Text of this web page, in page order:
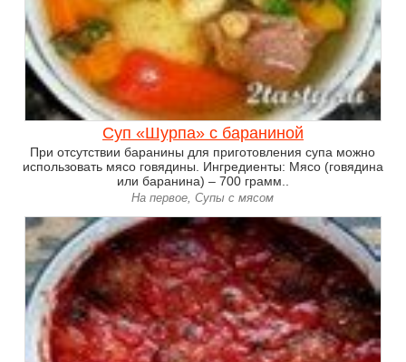
Суп «Шурпа» с бараниной
При отсутствии баранины для приготовления супа можно
использовать мясо говядины. Ингредиенты: Мясо (говядина
или баранина) – 700 грамм..
На первое, Супы с мясом